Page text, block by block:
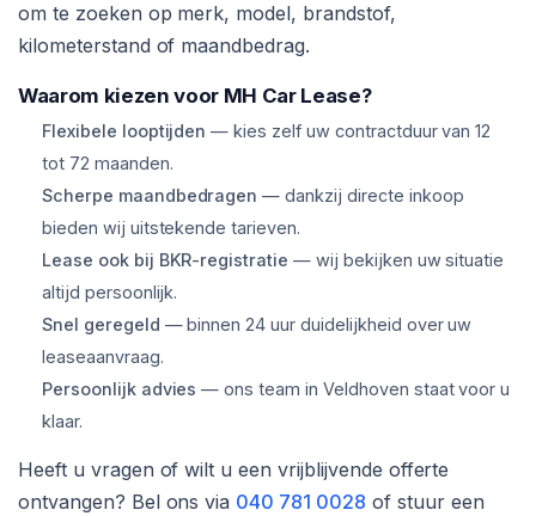
om te zoeken op merk, model, brandstof,
kilometerstand of maandbedrag.
Waarom kiezen voor MH Car Lease?
Flexibele looptijden — kies zelf uw contractduur van 12
tot 72 maanden.
Scherpe maandbedragen — dankzij directe inkoop
bieden wij uitstekende tarieven.
Lease ook bij BKR-registratie — wij bekijken uw situatie
altijd persoonlijk.
Snel geregeld — binnen 24 uur duidelijkheid over uw
leaseaanvraag.
Persoonlijk advies — ons team in Veldhoven staat voor u
klaar.
Heeft u vragen of wilt u een vrijblijvende offerte
ontvangen? Bel ons via 040 781 0028 of stuur een